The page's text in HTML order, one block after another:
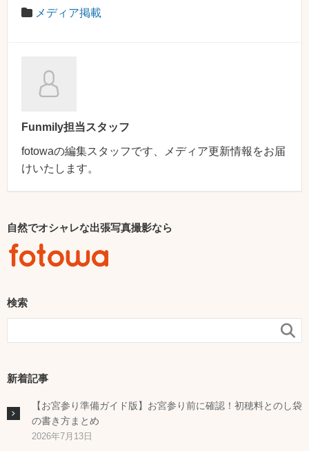
メディア掲載
Funmily担当スタッフ
fotowaの編集スタッフです、メディア更新情報をお届
けいたします。
自然でオシャレな出張写真撮影なら
検索

新着記事
【お宮参り準備ガイド版】お宮参り前に確認！初穂料とのし袋
の書き方まとめ
2026年7月13日